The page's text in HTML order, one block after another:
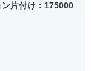
ン片付け：175000